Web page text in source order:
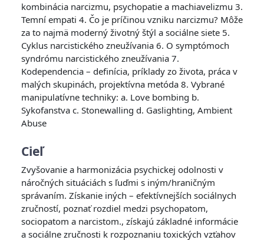
kombinácia narcizmu, psychopatie a machiavelizmu 3.
Temní empati 4. Čo je príčinou vzniku narcizmu? Môže
za to najmä moderný životný štýl a sociálne siete 5.
Cyklus narcistického zneužívania 6. O symptómoch
syndrómu narcistického zneužívania 7.
Kodependencia – definícia, príklady zo života, práca v
malých skupinách, projektívna metóda 8. Vybrané
manipulatívne techniky: a. Love bombing b.
Sykofanstva c. Stonewalling d. Gaslighting, Ambient
Abuse
Cieľ
Zvyšovanie a harmonizácia psychickej odolnosti v
náročných situáciách s ľuďmi s iným/hraničným
správaním. Získanie iných – efektívnejších sociálnych
zručností, poznať rozdiel medzi psychopatom,
sociopatom a narcistom., získajú základné informácie
a sociálne zručnosti k rozpoznaniu toxických vzťahov